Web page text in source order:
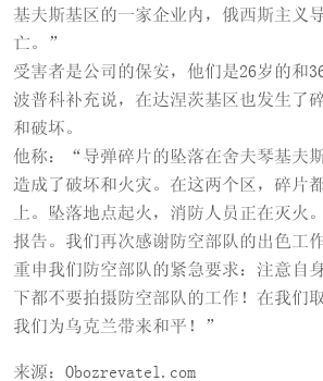
基夫斯基区的一家企业内，俄西斯主义
亡。”
受害者是公司的保安，他们是26岁的和
波普科补充说，在达涅茨基区也发生了
和破坏。
他称：“导弹碎片的坠落在舍夫琴基夫
造成了破坏和火灾。在这两个区，碎片
上。坠落地点起火，消防人员正在灭火
报告。我们再次感谢防空部队的出色工
重申我们防空部队的紧急要求：注意自
下都不要拍摄防空部队的工作！在我们
我们为乌克兰带来和平！”
来源：Obozrevatel.com